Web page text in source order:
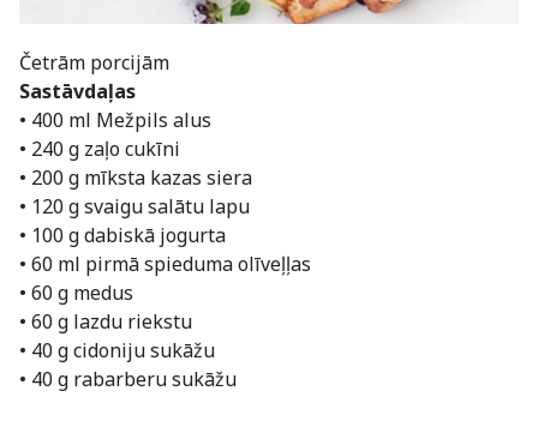
Četrām porcijām
Sastāvdaļas
• 400 ml Mežpils alus
• 240 g zaļo cukīni
• 200 g mīksta kazas siera
• 120 g svaigu salātu lapu
• 100 g dabiskā jogurta
• 60 ml pirmā spieduma olīveļļas
• 60 g medus
• 60 g lazdu riekstu
• 40 g cidoniju sukāžu
• 40 g rabarberu sukāžu